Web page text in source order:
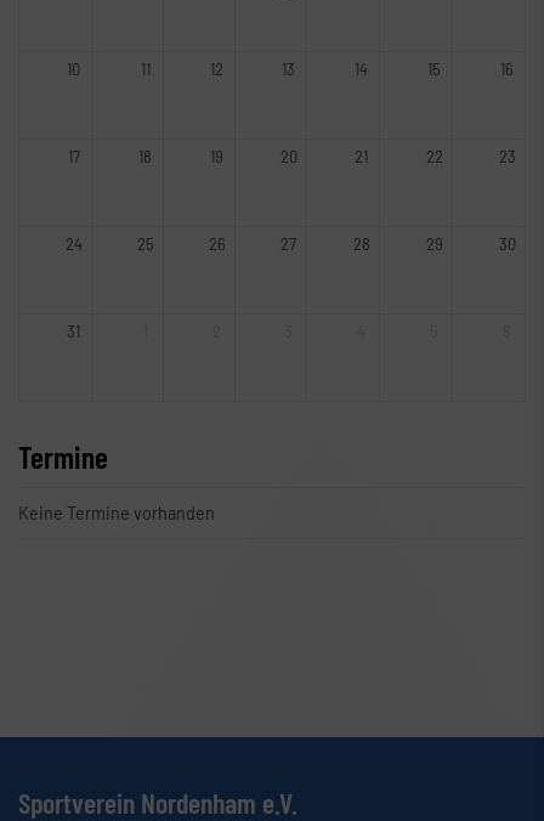
10 11 12 13 14 15 16
17 18 19 20 21 22 23
24 25 26 27 28 29 30
31
Termine
Keine Termine vorhanden
Sportverein Nordenham e.V.